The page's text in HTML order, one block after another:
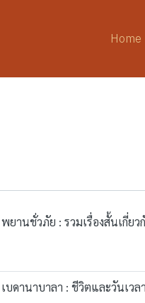
Home
ยานชั่วภัย : รวมเรื่องสั้นเกี่ย
บดานาบาลา : ชีวิตและวันเว